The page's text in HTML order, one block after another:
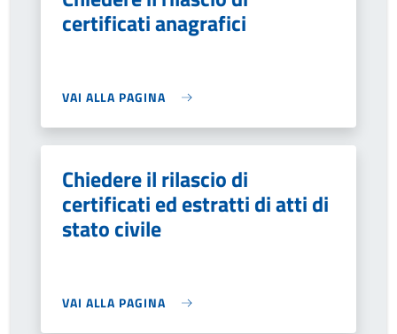
certificati anagrafici
VAI ALLA PAGINA
Chiedere il rilascio di
certificati ed estratti di atti di
stato civile
VAI ALLA PAGINA